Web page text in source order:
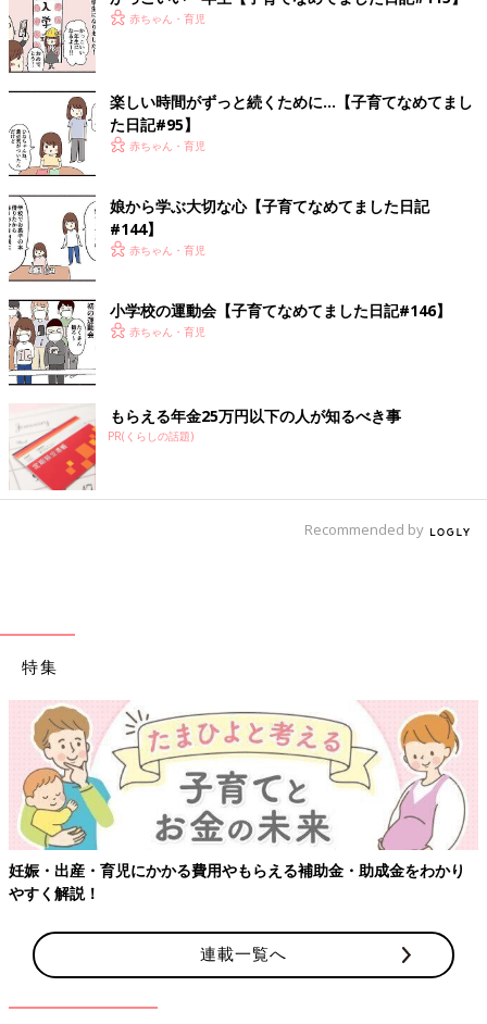
赤ちゃん・育児
楽しい時間がずっと続くために…【子育てなめてまし
た日記#95】
赤ちゃん・育児
娘から学ぶ大切な心【子育てなめてました日記
#144】
赤ちゃん・育児
小学校の運動会【子育てなめてました日記#146】
赤ちゃん・育児
もらえる年金25万円以下の人が知るべき事
PR(くらしの話題)
Recommended by
特集
り
【ワクチン接種できるものも】妊婦の感染症対策、知ってお
連載一覧へ